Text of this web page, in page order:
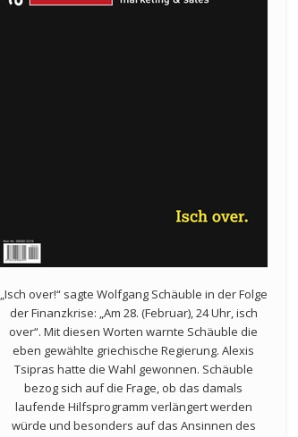
„Isch over!“ sagte Wolfgang Schäuble in der Folge
der Finanzkrise: „Am 28. (Februar), 24 Uhr, isch
over“. Mit diesen Worten warnte Schäuble die
eben gewählte griechische Regierung. Alexis
Tsipras hatte die Wahl gewonnen. Schäuble
bezog sich auf die Frage, ob das damals
laufende Hilfsprogramm verlängert werden
würde und besonders auf das Ansinnen des